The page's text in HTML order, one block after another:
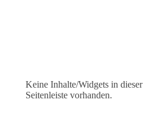
Keine Inhalte/Widgets in dieser
Seitenleiste vorhanden.